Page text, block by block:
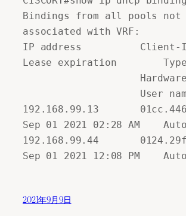
Bindings from all pools not
associated with VRF:
IP address          Client-
Lease expiration
192.168.99.13
Sep 01 2021 02:28 AM
192.168.99.44
Sep 01 2021 12:08 PM
2021年9月9日